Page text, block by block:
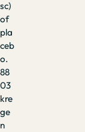
sc)
of
pla
ceb
o.
88
03
kre
ge
n